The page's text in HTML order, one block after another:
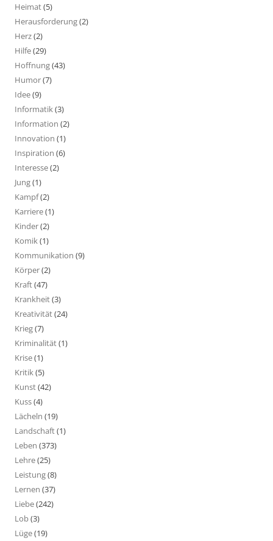
Heimat(5)
Herausforderung(2)
Herz(2)
Hilfe(29)
Hoffnung(43)
Humor(7)
Idee(9)
Informatik(3)
Information (2)
Innovation (1)
Inspiration (6)
Interesse(2)
Jung(1)
Kampf(2)
Karriere(1)
Kinder(2)
Komik(1)
Kommunikation (9)
Körper(2)
Kraft(47)
Krankheit(3)
Kreativität(24)
Krieg(7)
Kriminalität(1)
Krise(1)
Kritik(5)
Kunst(42)
Kuss(4)
Lächeln (19)
Landschaft(1)
Leben (373)
Lehre(25)
Leistung(8)
Lernen (37)
Liebe(242)
Lob(3)
Lüge(19)